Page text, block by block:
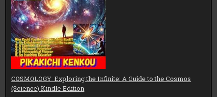
COSMOLOGY: Exploring the Infinite: A Guide to the Cosmos
(Science) Kindle Edition